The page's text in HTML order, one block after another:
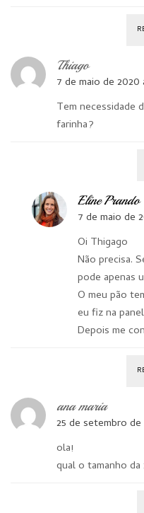
Thiago
7 de maio de
Tem necessidade
farinha?
Eline Prando
7 de maio de
Oi Thigago
Não precisa.
pode apenas
O meu pão
eu fiz na
Depois me
ana maria
25 de setembro de
ola!
qual o tamanho da